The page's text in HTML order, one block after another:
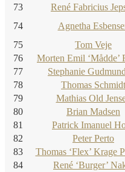
73
René Fabricius
74
Agnetha
75
Tom Veje
76
Morten Emil ‘Mådde’
77
Stephanie
78
Thomas Schmidt
79
Mathias Old
80
Brian Madsen
81
Patrick Imanuel
82
Peter Perto
83
Thomas ‘Flex’ Krage
84
René ‘Burger’